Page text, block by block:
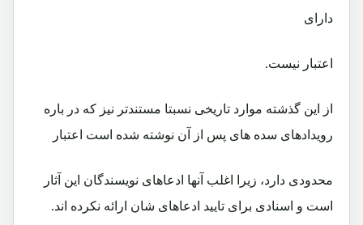
دارای
اعتبار نیست.
از این گذشته موارد تاریخی نسبتا مستندتر نیز که در باره
رویدادهای سده های پس از آن نوشته شده است اعتبار
محدودی دارد، زیرا اغلب آنها ادعاهای نویسندگان این آثار
است و اسنادی برای تایید ادعاهای شان ارائه نکرده اند.